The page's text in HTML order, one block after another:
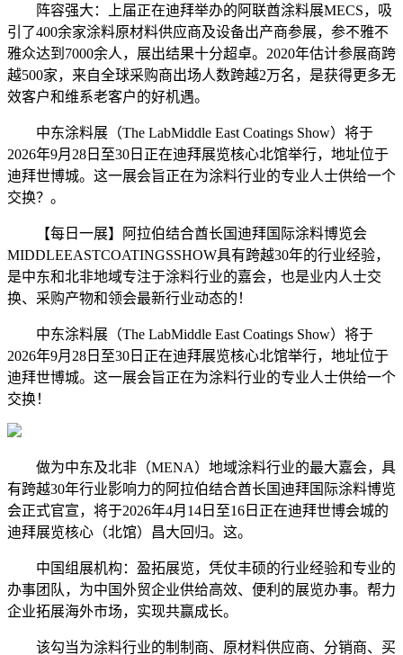
阵容强大：上届正在迪拜举办的阿联酋涂料展MECS，吸
引了400余家涂料原材料供应商及设备出产商参展，参不雅不
雅众达到7000余人，展出结果十分超卓。2020年估计参展商跨
越500家，来自全球采购商出场人数跨越2万名，是获得更多无
效客户和维系老客户的好机遇。
中东涂料展（The LabMiddle East Coatings Show）将于
2026年9月28日至30日正在迪拜展览核心北馆举行，地址位于
迪拜世博城。这一展会旨正在为涂料行业的专业人士供给一个
交换？。
【每日一展】阿拉伯结合酋长国迪拜国际涂料博览会
MIDDLEEASTCOATINGSSHOW具有跨越30年的行业经验，
是中东和北非地域专注于涂料行业的嘉会，也是业内人士交
换、采购产物和领会最新行业动态的！
中东涂料展（The LabMiddle East Coatings Show）将于
2026年9月28日至30日正在迪拜展览核心北馆举行，地址位于
迪拜世博城。这一展会旨正在为涂料行业的专业人士供给一个
交换！
做为中东及北非（MENA）地域涂料行业的最大嘉会，具
有跨越30年行业影响力的阿拉伯结合酋长国迪拜国际涂料博览
会正式官宣，将于2026年4月14日至16日正在迪拜世博会城的
迪拜展览核心（北馆）昌大回归。这。
中国组展机构：盈拓展览，凭仗丰硕的行业经验和专业的
办事团队，为中国外贸企业供给高效、便利的展览办事。帮力
企业拓展海外市场，实现共赢成长。
该勾当为涂料行业的制制商、原材料供应商、分销商、买